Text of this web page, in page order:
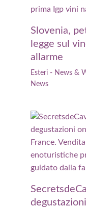
Slovenia,
legge sul
allarme
Esteri - News &
News